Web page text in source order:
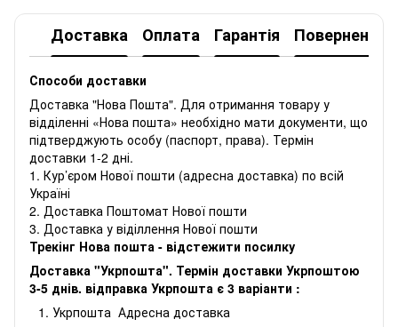
Доставка Оплата Гарантія Повернення
Способи доставки
Доставка "Нова Пошта". Для отримання товару у
відділенні «Нова пошта» необхідно мати документи, що
підтверджують особу (паспорт, права). Термін
доставки 1-2 дні.
1. Кур’єром Нової пошти (адресна доставка) по всій
Україні
2. Доставка Поштомат Нової пошти
3. Доставка у віділлення Нової пошти
Трекінг Нова пошта - відстежити посилку
Доставка "Укрпошта". Термін доставки Укрпоштою
3-5 днів. відправка Укрпошта є 3 варіанти :
Укрпошта Адресна доставка